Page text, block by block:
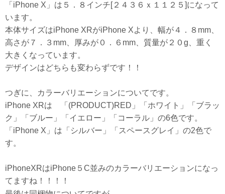
「iPhone X」は５．８インチ[２４３６ｘ１１２５]になって
います。
本体サイズはiPhone XRがiPhone Xより、幅が４．８mm、
高さが７．３mm、厚みが０．６mm、質量が２０g、重く
大きくなっています。
デザインはどちらも変わらずです！！
つぎに、カラーバリエーションについてです。
iPhone XRは 「(PRODUCT)RED」「ホワイト」「ブラッ
ク」「ブルー」「イエロー」「コーラル」の6色です。
「iPhone X」は「シルバー」「スペースグレイ」の2色で
す。
iPhoneXRはiPhone５C並みのカラーバリエーションになっ
てますね！！！！